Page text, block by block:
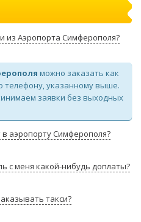
из Аэропорта Симферополя?
можно заказать как
телефону, указанному выше.
заявки без выходных
в аэропорту Симферополя?
с меня какой-нибудь доплаты?
такси?